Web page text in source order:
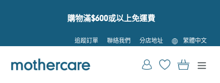
購物滿$600或以上免運費
追蹤訂單 聯絡我們 分店地址
語
言
繁體中文
登入 購物車